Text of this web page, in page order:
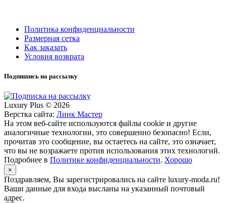
Политика конфиденциальности
Размерная сетка
Как заказать
Условия возврата
Подпишись на рассылку
Luxury Plus © 2026
Верстка сайта: Линк Мастер
На этом веб-сайте используются файлы cookie и другие
аналогичные технологии, это совершенно безопасно! Если,
прочитав это сообщение, вы остаетесь на сайте, это означает,
что вы не возражаете против использования этих технологий.
Подробнее в Политике конфиденциальности. Хорошо
×
Поздравляем, Вы зарегистрировались на сайте luxury-moda.ru!
Ваши данные для входа высланы на указанный почтовый
адрес.